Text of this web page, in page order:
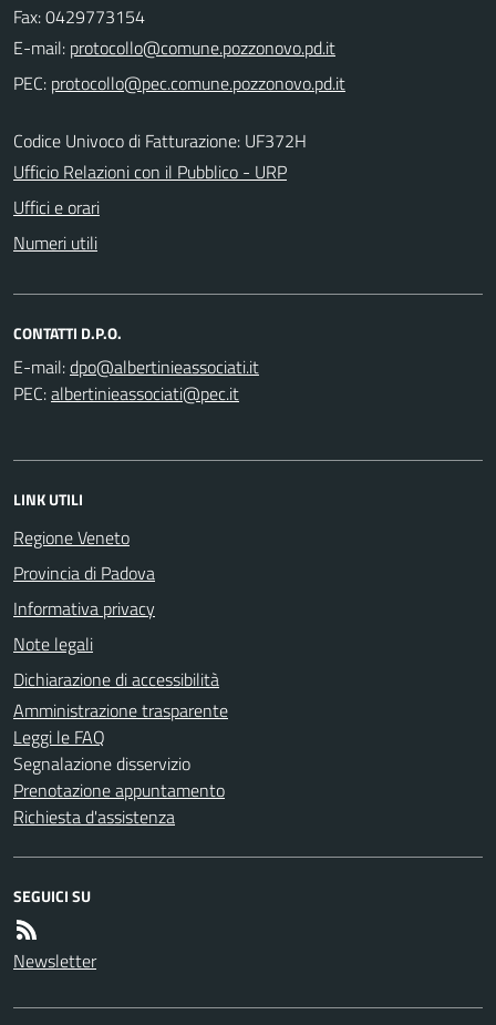
Fax: 0429773154
E-mail:
PEC:
Codice Univoco di Fatturazione: UF372H
Ufficio Relazioni con il Pubblico - URP
Uffici e orari
Numeri utili
CONTATTI D.P.O.
E-mail:
PEC:
LINK UTILI
Regione Veneto
Provincia di Padova
Informativa privacy
Note legali
Dichiarazione di accessibilità
Amministrazione trasparente
Leggi le FAQ
Segnalazione disservizio
Prenotazione appuntamento
Richiesta d'assistenza
SEGUICI SU
Newsletter